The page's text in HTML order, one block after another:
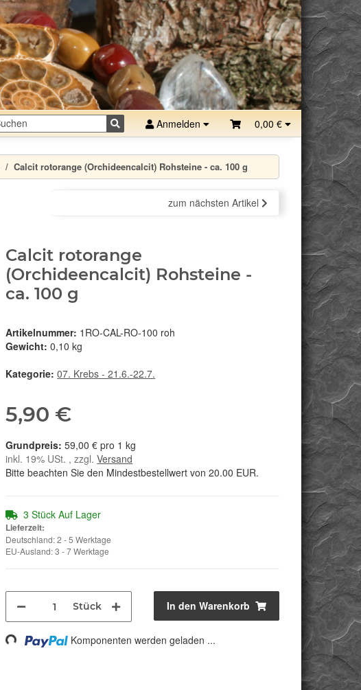
Anmelden 0,00 €
Calcit rotorange (Orchideencalcit) Rohsteine - ca. 100 g
zum nächsten Artikel
Calcit rotorange
(Orchideencalcit) Rohsteine -
ca. 100 g
Artikelnummer: 1RO-CAL-RO-100 roh
Gewicht: 0,10 kg
Kategorie:07. Krebs - 21.6.-22.7.
5,90 €
59,00 € pro 1 kg
inkl. 19% USt. , zzgl.Versand
Bitte beachten Sie den Mindestbestellwert von 20.00 EUR.
3 Stück Auf Lager
Lieferzeit:
Deutschland: 2 - 5 Werktage
EU-Ausland: 3 - 7 Werktage
Stück In den Warenkorb
Loading... Komponenten werden geladen ...